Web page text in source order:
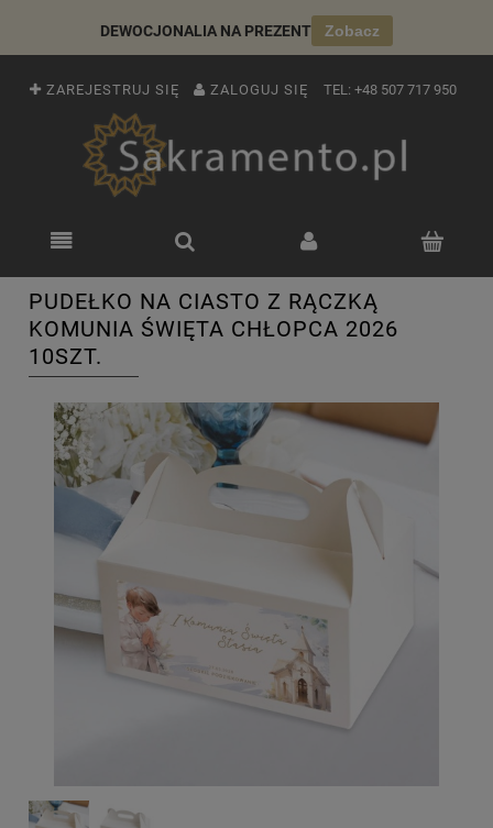
DEWOCJONALIA NA PREZENT Zobacz
ZAREJESTRUJ SIĘ ZALOGUJ SIĘ TEL: +48 507 717 950
PUDEŁKO NA CIASTO Z RĄCZKĄ
KOMUNIA ŚWIĘTA CHŁOPCA 2026
10SZT.